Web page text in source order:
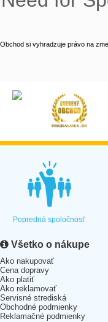
Obchod si vyhradzuje právo na
Popredná spoločnosť
Všetko o nákupe
Ako nakupovať
Cena dopravy
Ako platiť
Ako reklamovať
Servisné strediská
Obchodné podmienky
Reklamačné podmienky